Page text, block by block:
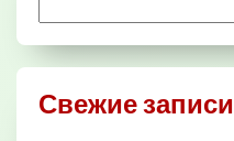
Свежие записи